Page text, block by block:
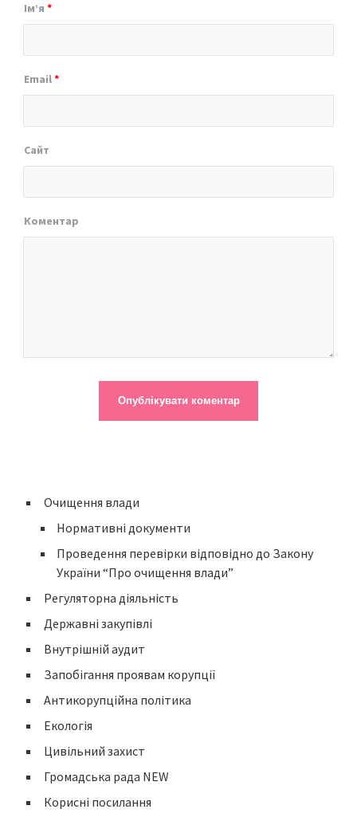
Ім’я *
Email*
Сайт
Коментар
Очищення влади
Нормативні документи
Проведення перевірки відповідно до Закону
України “Про очищення влади”
Регуляторна діяльність
Державні закупівлі
Внутрішній аудит
Запобігання проявам корупції
Антикорупційна політика
Екологія
Цивільний захист
Громадська рада NEW
Корисні посилання